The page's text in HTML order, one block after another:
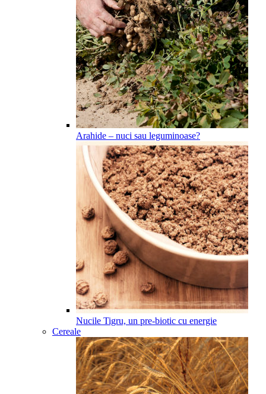
Arahide – nuci sau leguminoase?
Nucile Tigru, un pre-biotic cu energie
Cereale